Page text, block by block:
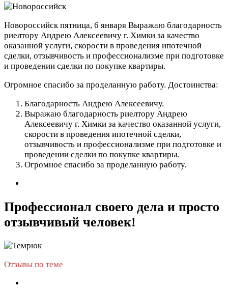
Новороссийск пятница, 6 января Выражаю благодарность
риелтору Андрею Алексеевичу г. Химки за качество
оказанной услуги, скорости в проведения ипотечной
сделки, отзывчивость и профессионализме при подготовке
и проведении сделки по покупке квартиры.
Огромное спасибо за проделанную работу. Достоинства:
Благодарность Андрею Алексеевичу.
Выражаю благодарность риелтору Андрею
Алексеевичу г. Химки за качество оказанной услуги,
скорости в проведения ипотечной сделки,
отзывчивость и профессионализме при подготовке и
проведении сделки по покупке квартиры.
Огромное спасибо за проделанную работу.
Профессионал своего дела и просто
отзывчивый человек!
Отзывы по теме